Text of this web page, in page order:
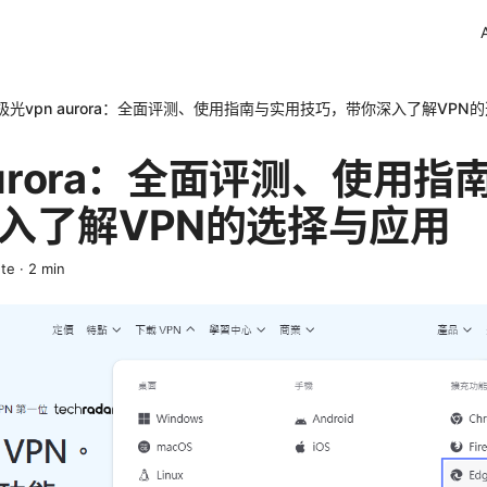
光vpn aurora：全面评测、使用指南与实用技巧，带你深入了解VPN
：全面评测、使用指
了解VPN的选择与应用
· 2 min